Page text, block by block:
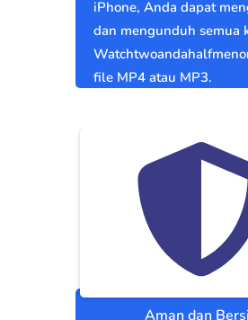
iPhone, Anda dapat
dan mengunduh semua
file MP4 atau MP3.
Aman dan